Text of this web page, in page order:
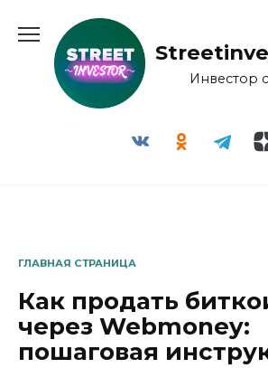
содержанию
Инвестор
ГЛАВНАЯ СТРАНИЦА
Как продать
через Webmoney:
пошаговая